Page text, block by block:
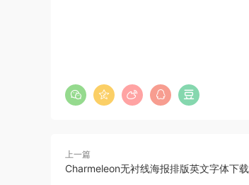
上一篇
Charmeleon无衬线海报排版英文字体下载